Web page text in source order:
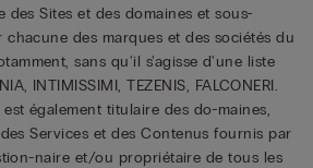
des Sites et des domaines et sous-
des marques et des sociétés du
sans qu'il s'agisse d'une liste
INTIMISSIMI, TEZENIS, FALCONERI.
également titulaire des do-maines,
Services et des Contenus fournis par
naire et/ou propriétaire de tous les